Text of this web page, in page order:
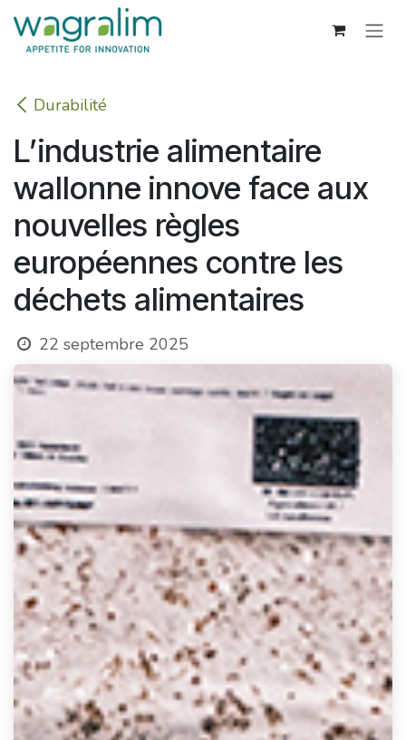
Se rendre au contenu
Durabilité
L’industrie alimentaire
wallonne innove face aux
nouvelles règles
européennes contre les
déchets alimentaires
22 septembre 2025